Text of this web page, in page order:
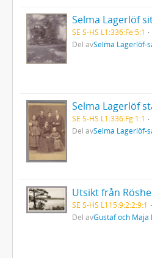
SE S-HS L1:336:Fe:5:1
Del avSelma Lagerlöf-
SE S-HS L1:336:Fg:1:1
Del avSelma Lagerlöf-
SE S-HS L115:9:2:2:9:1
Del avGustaf och Maja